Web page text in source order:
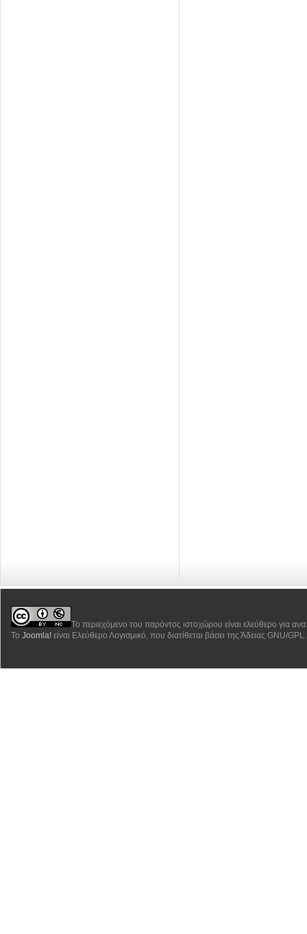
Το περιεχόμενο του παρόντος ιστοχώρου είναι ελεύθερο για
Το Joomla! είναι Ελεύθερο Λογισμικό, που διατίθεται βάσει της Άδειας GNU/